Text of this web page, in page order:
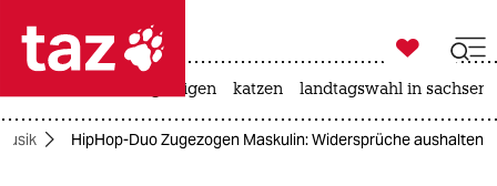
 taz zahl ich
taz zahl ich

taz zahl ich
bergsteigen katzen landtagswahl in
HipHop-Duo Zugezogen Maskulin: Widersprüche aushalten